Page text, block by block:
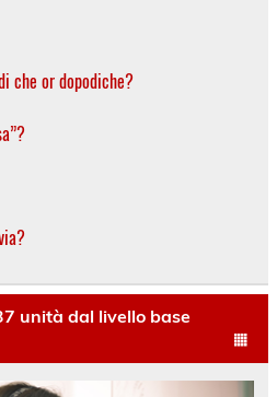
che or dopodiche?
unità dal livello base